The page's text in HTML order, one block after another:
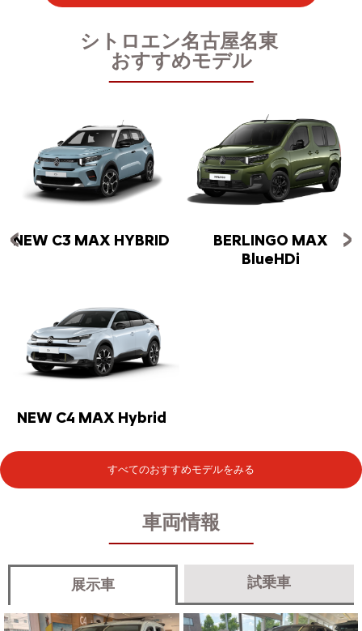
シトロエン名古屋名東
おすすめモデル
NEW C3 MAX HYBRID
BERLINGO MAX
BlueHDi
NEW C4 MAX Hybrid
すべてのおすすめモデルをみる
車両情報
展示車 試乗車